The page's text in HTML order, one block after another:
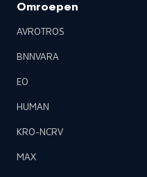
Omroepen
AVROTROS
BNNVARA
EO
HUMAN
KRO-NCRV
MAX